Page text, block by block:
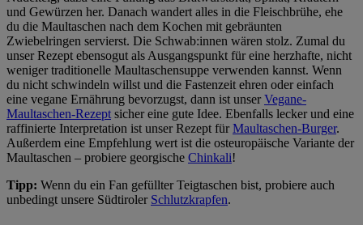
und Gewürzen her. Danach wandert alles in die Fleischbrühe, ehe
du die Maultaschen nach dem Kochen mit gebräunten
Zwiebelringen servierst. Die Schwab:innen wären stolz. Zumal du
unser Rezept ebensogut als Ausgangspunkt für eine herzhafte, nicht
weniger traditionelle Maultaschensuppe verwenden kannst. Wenn
du nicht schwindeln willst und die Fastenzeit ehren oder einfach
eine vegane Ernährung bevorzugst, dann ist unserVegane-
Maultaschen-Rezept sicher eine gute Idee. Ebenfalls lecker und eine
raffinierte Interpretation ist unser Rezept fürMaultaschen-Burger.
Außerdem eine Empfehlung wert ist die osteuropäische Variante der
Maultaschen – probiere georgische Chinkali!
Tipp: Wenn du ein Fan gefüllter Teigtaschen bist, probiere auch
unbedingt unsere Südtiroler Schlutzkrapfen.